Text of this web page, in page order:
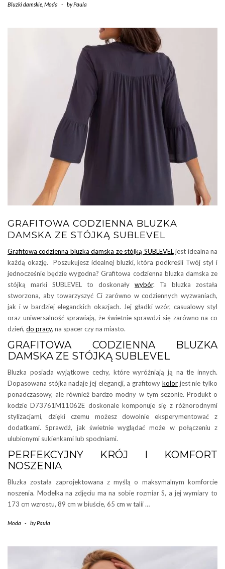
Bluzki damskie Moda - byPaula
GRAFITOWA CODZIENNA BLUZKA
DAMSKA ZE STÓJKĄ SUBLEVEL
Grafitowa codzienna bluzka damska ze stójką SUBLEVELjest idealna na
każdą okazję. Poszukujesz idealnej bluzki, która podkreśli Twój styl i
jednocześnie będzie wygodna? Grafitowa codzienna bluzka damska ze
stójką marki SUBLEVEL to doskonały wybór. Ta bluzka została
stworzona, aby towarzyszyć Ci zarówno w codziennych wyzwaniach,
jak i w bardziej eleganckich okazjach. Jej gładki wzór, casualowy styl
oraz uniwersalność sprawiają, że świetnie sprawdzi się zarówno na co
dzień, do pracy, na spacer czy na miasto.
GRAFITOWA CODZIENNA BLUZKA
DAMSKA ZE STÓJKĄ SUBLEVEL
Bluzka posiada wyjątkowe cechy, które wyróżniają ją na tle innych.
Dopasowana stójka nadaje jej elegancji, a grafitowy kolorjest nie tylko
ponadczasowy, ale również bardzo modny w tym sezonie. Produkt o
kodzie D73761M11062E doskonale komponuje się z różnorodnymi
stylizacjami, dzięki czemu możesz dowolnie eksperymentować z
dodatkami. Sprawdź, jak świetnie wyglądać może w połączeniu z
ulubionymi sukienkami lub spodniami.
PERFEKCYJNY KRÓJ I KOMFORT
NOSZENIA
Bluzka została zaprojektowana z myślą o maksymalnym komforcie
noszenia. Modelka na zdjęciu ma na sobie rozmiar S, a jej wymiary to
173 cm wzrostu, 89 cm w biuście, 65 cm w talii …
Moda - byPaula